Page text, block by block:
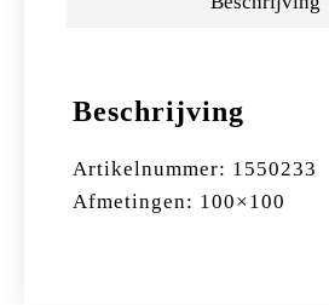
Beschrijving
Artikelnummer: 1550233
Afmetingen: 100×100